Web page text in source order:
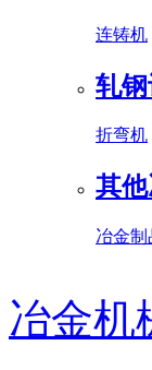
连铸机
轧
折弯机
其
冶金制
冶金机